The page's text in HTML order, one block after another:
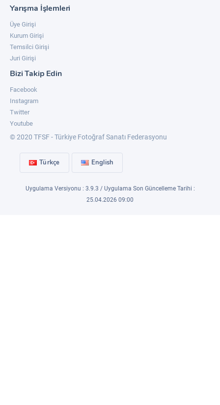
Yarışma İşlemleri
Üye Girişi
Kurum Girişi
Temsilci Girişi
Juri Girişi
Bizi Takip Edin
Facebook
Instagram
Twitter
Youtube
© 2020 TFSF - Türkiye Fotoğraf Sanatı Federasyonu
Türkçe English
Uygulama Versiyonu : 3.9.3 / Uygulama Son Güncelleme Tarihi :
25.04.2026 09:00